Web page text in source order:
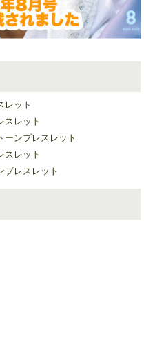
レット
スレット
ーンブレスレット
スレット
ブレスレット